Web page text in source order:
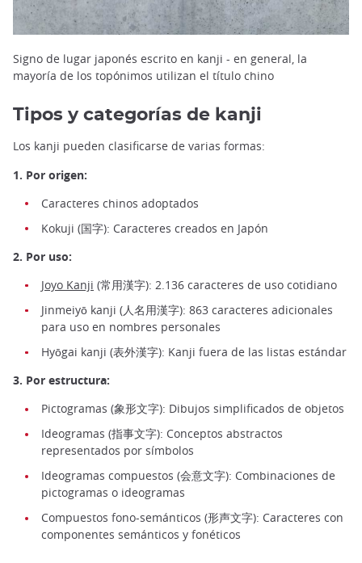
Signo de lugar japonés escrito en kanji - en general, la
mayoría de los topónimos utilizan el título chino
Tipos y categorías de kanji
Los kanji pueden clasificarse de varias formas:
1. Por origen:
Caracteres chinos adoptados
Kokuji (国字): Caracteres creados en Japón
2. Por uso:
Joyo Kanji (常用漢字): 2.136 caracteres de uso cotidiano
Jinmeiyō kanji (人名用漢字): 863 caracteres adicionales
para uso en nombres personales
Hyōgai kanji (表外漢字): Kanji fuera de las listas estándar
3. Por estructura:
Pictogramas (象形文字): Dibujos simplificados de objetos
Ideogramas (指事文字): Conceptos abstractos
representados por símbolos
Ideogramas compuestos (会意文字): Combinaciones de
pictogramas o ideogramas
Compuestos fono-semánticos (形声文字): Caracteres con
componentes semánticos y fonéticos